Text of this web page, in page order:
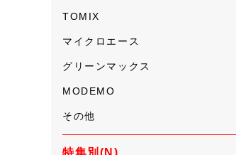
TOMIX
マイクロエース
グリーンマックス
MODEMO
その他
特集別(N)